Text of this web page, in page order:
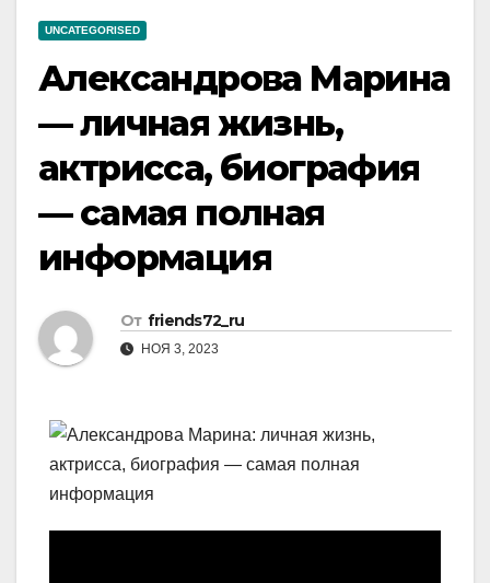
UNCATEGORISED
Александрова Марина
— личная жизнь,
актрисса, биография
— самая полная
информация
От friends72_ru
НОЯ 3, 2023